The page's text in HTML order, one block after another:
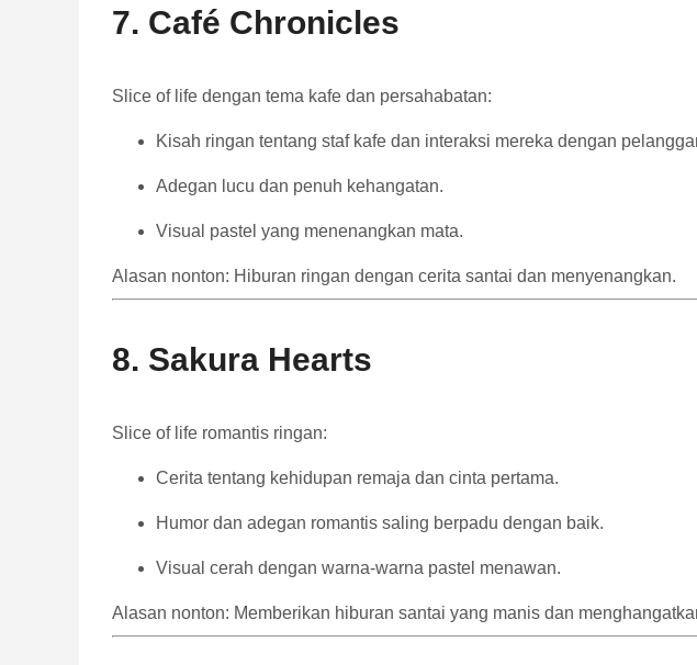
7. Café Chronicles
Slice of life dengan tema kafe dan persahabatan:
Kisah ringan tentang staf kafe dan interaksi mereka dengan
Adegan lucu dan penuh kehangatan.
Visual pastel yang menenangkan mata.
Alasan nonton: Hiburan ringan dengan cerita santai dan menyenangkan.
8. Sakura Hearts
Slice of life romantis ringan:
Cerita tentang kehidupan remaja dan cinta pertama.
Humor dan adegan romantis saling berpadu dengan baik.
Visual cerah dengan warna-warna pastel menawan.
Alasan nonton: Memberikan hiburan santai yang manis dan